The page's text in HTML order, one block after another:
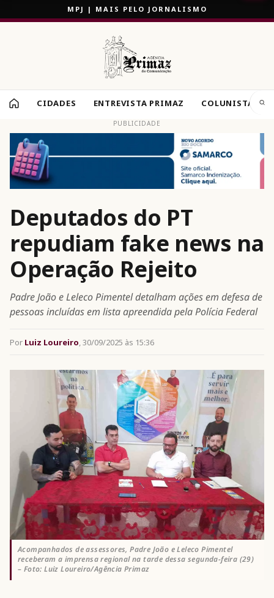
MPJ | MAIS PELO JORNALISMO
CIDADES ENTREVISTA PRIMAZ COLUNISTAS
PUBLICIDADE
Deputados do PT
repudiam fake news na
Operação Rejeito
Padre João e Leleco Pimentel detalham ações em defesa de
pessoas incluídas em lista apreendida pela Polícia Federal
Por Luiz Loureiro, 30/09/2025 às 15:36
Acompanhados de assessores, Padre João e Leleco Pimentel
receberam a imprensa regional na tarde dessa segunda-feira (29)
– Foto: Luiz Loureiro/Agência Primaz